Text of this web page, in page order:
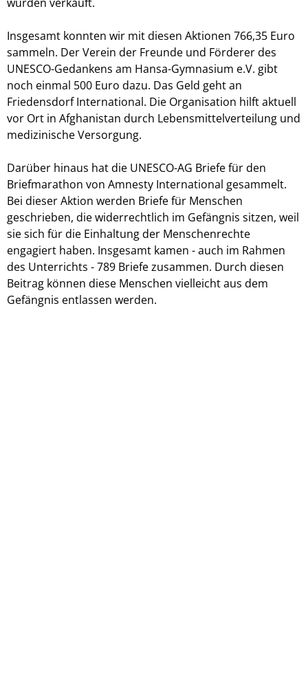
Insgesamt konnten wir mit diesen Aktionen 766,35 Euro
sammeln. Der Verein der Freunde und Förderer des
UNESCO-Gedankens am Hansa-Gymnasium e.V. gibt
noch einmal 500 Euro dazu. Das Geld geht an
Friedensdorf International. Die Organisation hilft aktuell
vor Ort in Afghanistan durch Lebensmittelverteilung und
medizinische Versorgung.
Darüber hinaus hat die UNESCO-AG Briefe für den
Briefmarathon von Amnesty International gesammelt.
Bei dieser Aktion werden Briefe für Menschen
geschrieben, die widerrechtlich im Gefängnis sitzen, weil
sie sich für die Einhaltung der Menschenrechte
engagiert haben. Insgesamt kamen - auch im Rahmen
des Unterrichts - 789 Briefe zusammen. Durch diesen
Beitrag können diese Menschen vielleicht aus dem
Gefängnis entlassen werden.